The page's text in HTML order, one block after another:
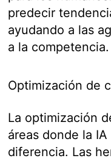
predecir
ayudando a las
a la competencia.
Optimización de
La optimización
áreas donde la
diferencia. Las